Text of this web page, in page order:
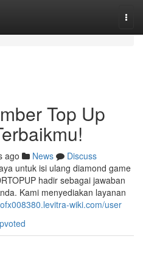
Top Up
ago News
Discuss
untuk isi ulang diamond game
hadir sebagai jawaban
Kami menyediakan layanan
wiki.com/user